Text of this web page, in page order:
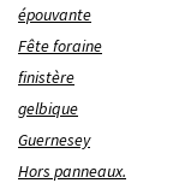
épouvante
Fête foraine
finistère
gelbique
Guernesey
Hors panneaux.